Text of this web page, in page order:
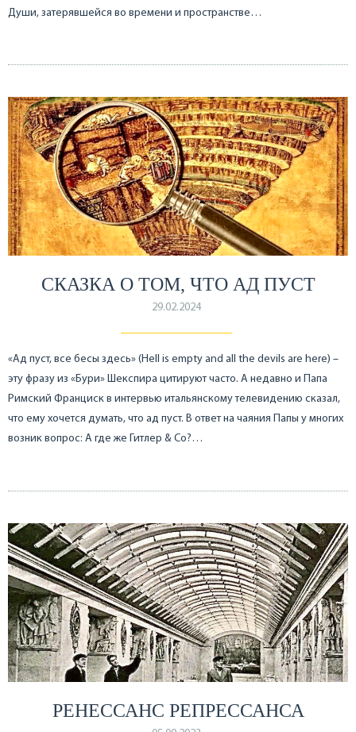
Души, затерявшейся во времени и пространстве…
СКАЗКА О ТОМ, ЧТО АД ПУСТ
29.02.2024
«Ад пуст, все бесы здесь» (Hell is empty and all the devils are here) –
эту фразу из «Бури» Шекспира цитируют часто. А недавно и Папа
Римский Франциск в интервью итальянскому телевидению сказал,
что ему хочется думать, что ад пуст. В ответ на чаяния Папы у многих
возник вопрос: А где же Гитлер & Co?…
РЕНЕССАНС РЕПРЕССАНСА